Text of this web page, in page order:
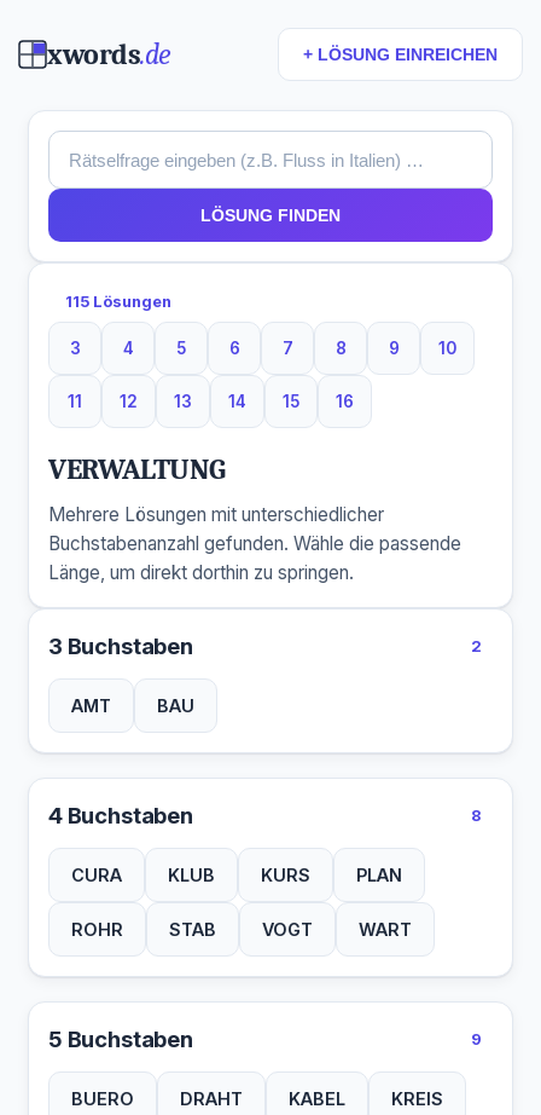
xwords.de + LÖSUNG EINREICHEN
LÖSUNG FINDEN
115 Lösungen
3
3 Buchstaben
4
4 Buchstaben
5
5 Buchstaben
6
6 Buchstaben
7
7 Buchstaben
8
8 Buchstaben
9
9 Buchstaben
10
10
11
11 Buchstaben
12
12 Buchstaben
13
13 Buchstaben
14
14 Buchstaben
15
15 Buchstaben
16
16 Buchstaben
VERWALTUNG
Mehrere Lösungen mit unterschiedlicher
Buchstabenanzahl gefunden. Wähle die passende
Länge, um direkt dorthin zu springen.
3 Buchstaben 2
AMT BAU
4 Buchstaben 8
CURA KLUB KURS PLAN
ROHR STAB VOGT WART
5 Buchstaben 9
BUERO DRAHT KABEL KREIS